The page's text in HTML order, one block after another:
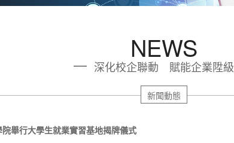
NEWS
深化校企聯動 賦能企業陞級
新聞動態
舉行大學生就業實習基地揭牌儀式